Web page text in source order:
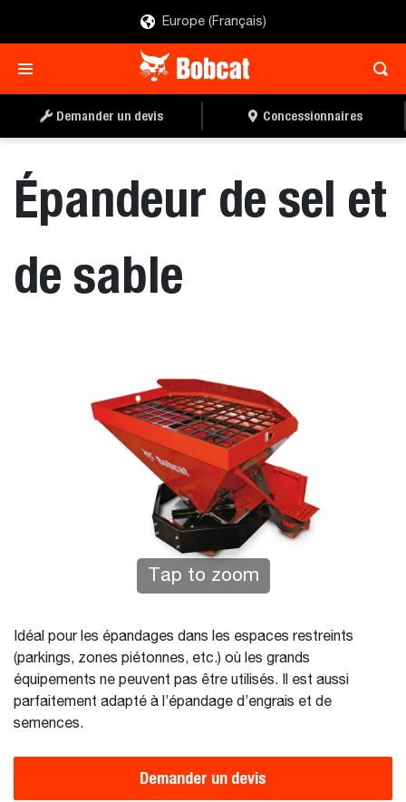
Europe (Français)
Demander un devis Concessionnaires
Épandeur de sel et
de sable
Tap to zoom
Idéal pour les épandages dans les espaces restreints
(parkings, zones piétonnes, etc.) où les grands
équipements ne peuvent pas être utilisés. Il est aussi
parfaitement adapté à l’épandage d’engrais et de
semences.
Demander un devis
DEMANDER UN DEVIS
TROUVER UN